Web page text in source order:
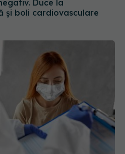
Simptomele
ignorate